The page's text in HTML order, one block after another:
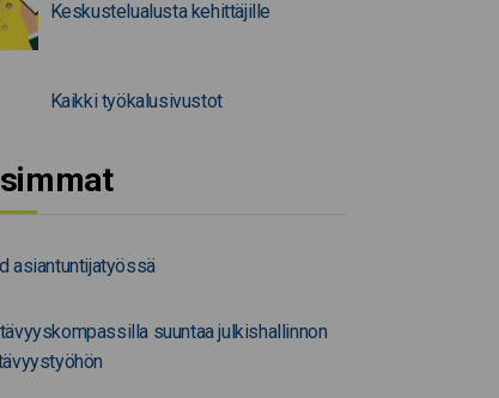
Keskustelualusta kehittäjille
Kaikki työkalusivustot
asiantuntijatyössä
suuntaa julkishallinnon